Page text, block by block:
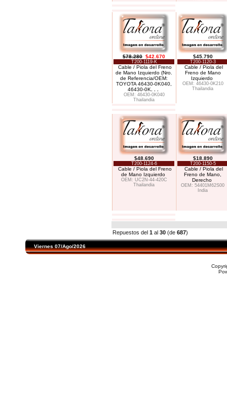
$78.280 $42.670
T200-1119-K
Cable / Piola del Freno
de Mano Izquierdo (Nro.
de Referencia/OEM:
TOYOTA 46430-0K040,
46430-0K
OEM: 46430-0K040
Thailandia
$45.790
T200-1120-3
Cable / Piola del
Freno de Mano
Izquierdo
OEM: 46430-0K210
Thailandia
$48.690
T200-1124-6
Cable / Piola del Freno
de Mano Izquierdo
OEM: UC2N-44-420C
Thailandia
$18.890
T200-1150-5
Cable / Piola del
Freno de Mano,
Derecho
OEM: 54401M62S00
India
Repuestos del 1 al 30 (de 687)
Viernes 07/Ago/2026